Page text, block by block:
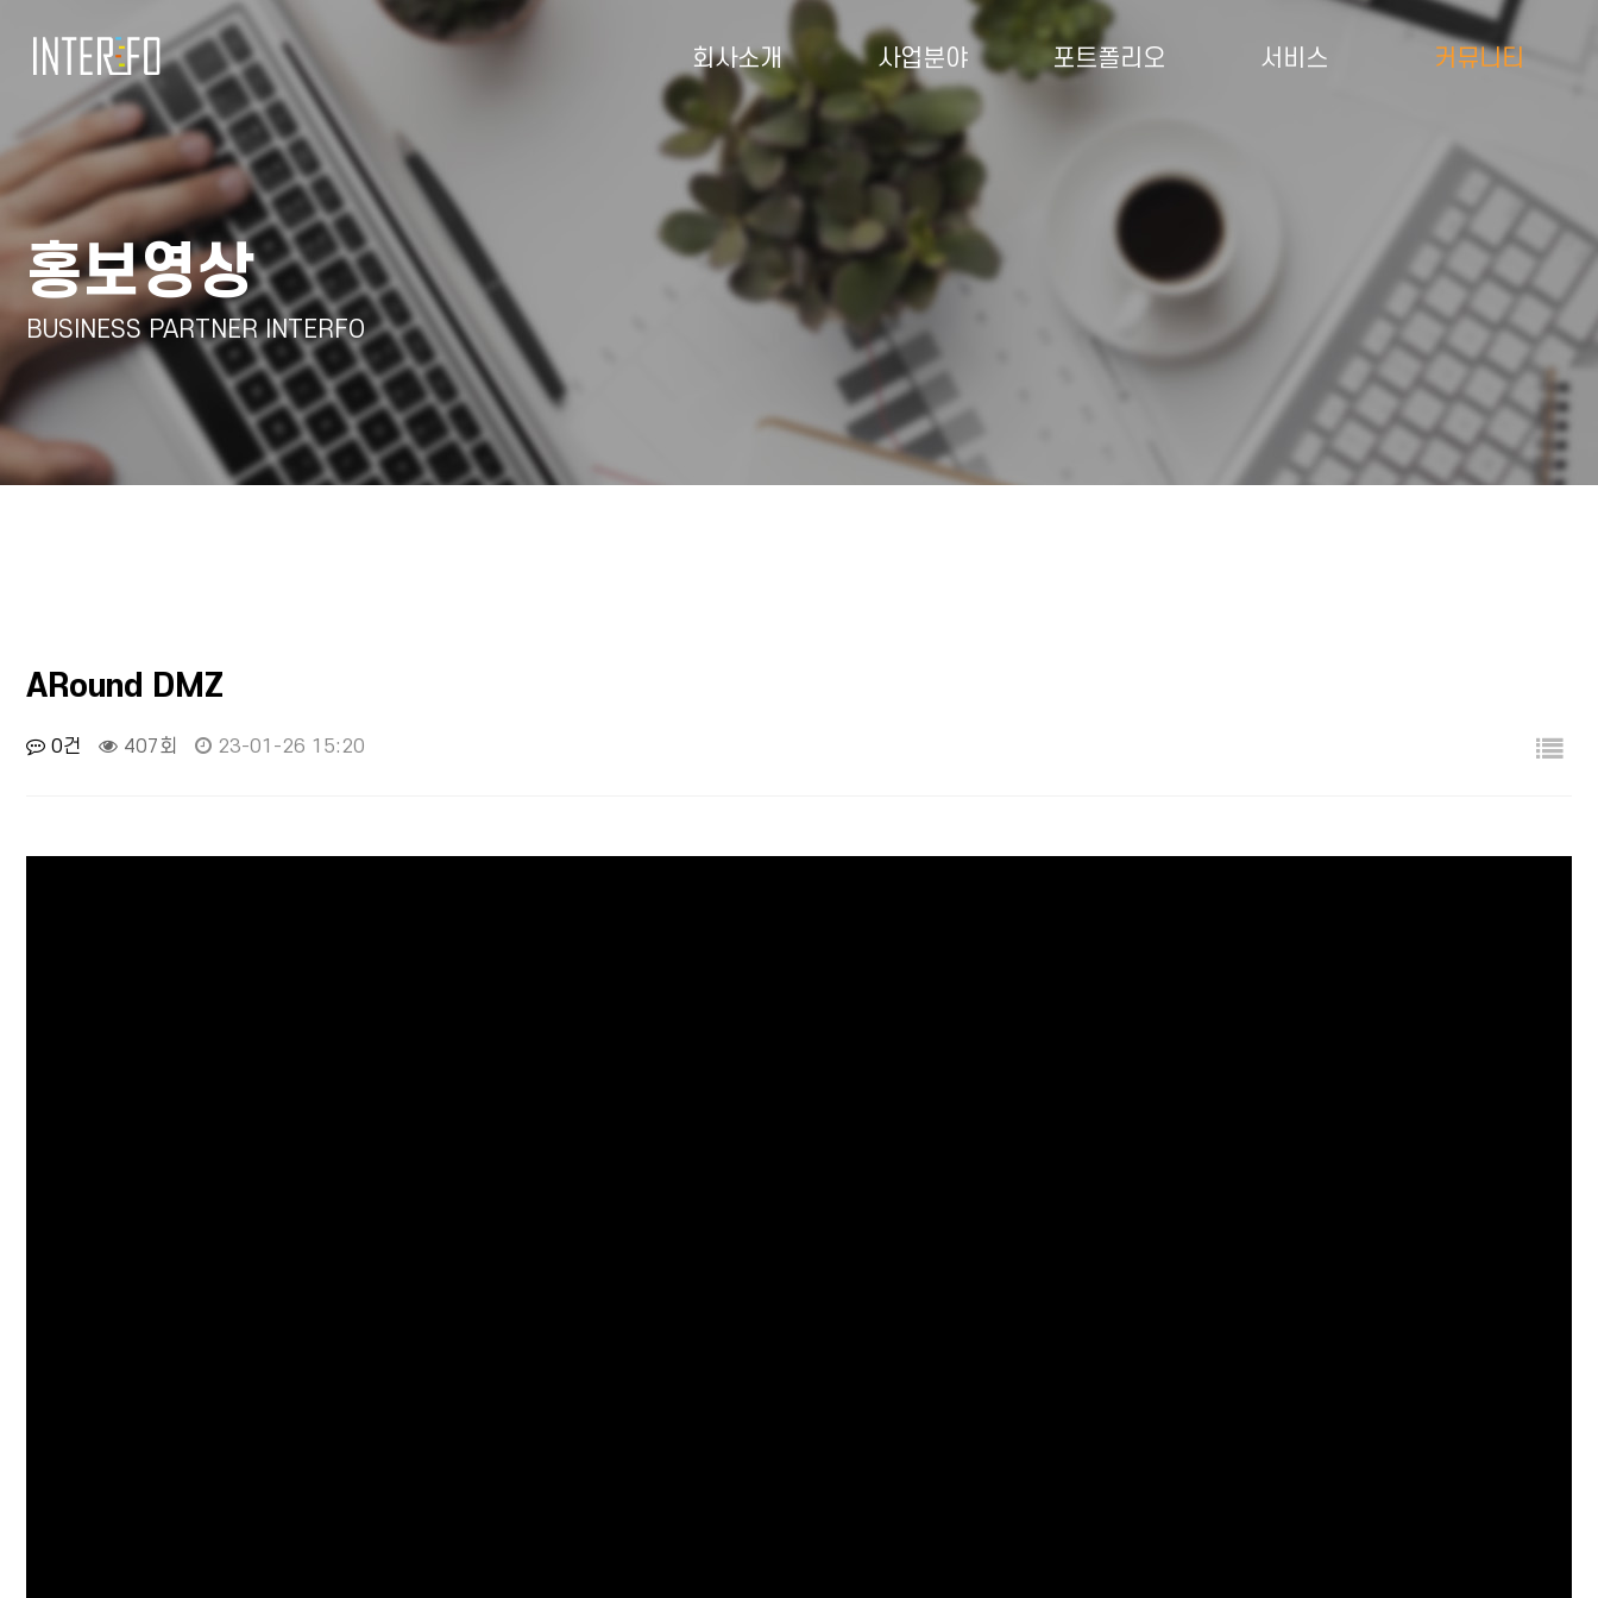
회사소개 사업분야 포트폴리오 서비스 커뮤니티
홍보영상
BUSINESS PARTNER INTERFO
ARound DMZ
0건 407회 23-01-26 15:20